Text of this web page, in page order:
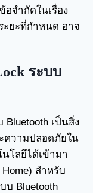
จำกัดในเรื่อง
ะยะที่กำหนด อาจ
ระบบ
Bluetooth เป็นสิ่ง
ความปลอดภัยใน
โลยีได้เข้ามา
สำหรับ
บ Bluetooth